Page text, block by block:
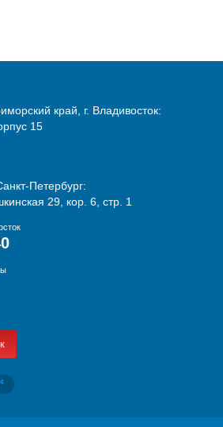
край, г. Владивосток:
15
Петербург:
29, кор. 6, стр. 1
4